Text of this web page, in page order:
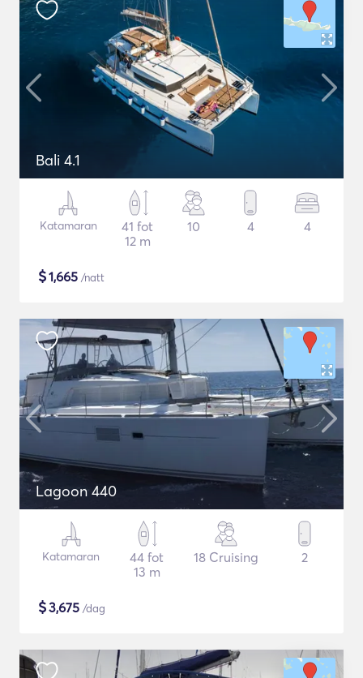
Bali 4.1
Katamaran
41 fot
12 m
10 4 4
$1,665 /natt
Lagoon 440
Katamaran
44 fot
13 m
18 Cruising 2
$3,675 /dag